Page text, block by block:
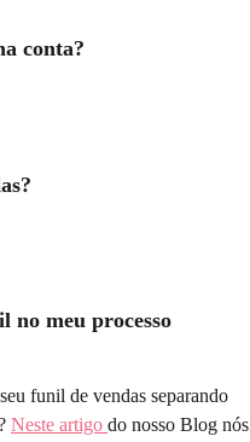
conta?
no meu processo
Neste artigo do nosso Blog nós